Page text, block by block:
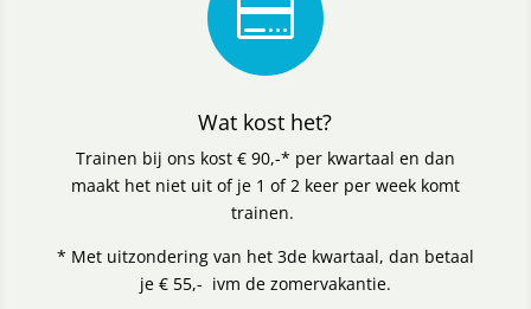

Wat kost het?
Trainen bij ons kost € 90,-* per kwartaal en dan
maakt het niet uit of je 1 of 2 keer per week komt
trainen.
* Met uitzondering van het 3de kwartaal, dan betaal
je € 55,- ivm de zomervakantie.